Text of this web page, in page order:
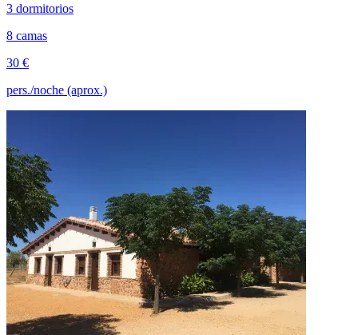
3 dormitorios
8 camas
30 €
pers./noche (aprox.)